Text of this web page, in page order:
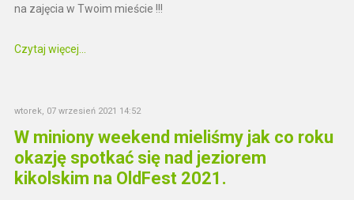
na zajęcia w Twoim mieście !!!
Czytaj więcej...
wtorek, 07 wrzesień 2021 14:52
W miniony weekend mieliśmy jak co roku
okazję spotkać się nad jeziorem
kikolskim na OldFest 2021.